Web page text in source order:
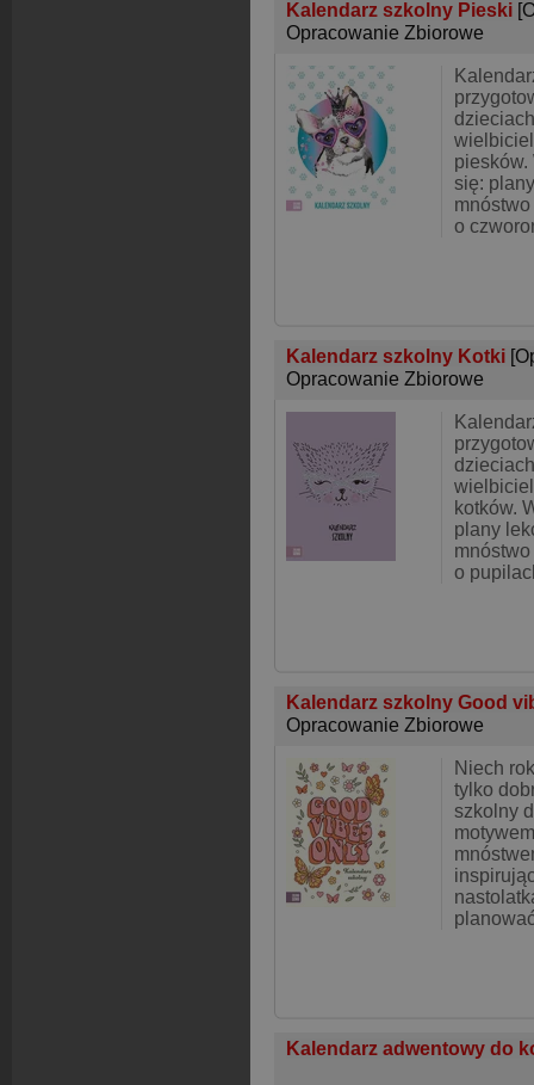
Kalendarz szkolny Pieski
Opracowanie Zbiorowe
piesków.
się:
o
Kalendarz szkolny Kotki
Opracowanie Zbiorowe
kotków.
plany
o
Kalendarz szkolny Good
Opracowanie Zbiorowe
Niech
tylko
szkolny
Kalendarz adwentowy do